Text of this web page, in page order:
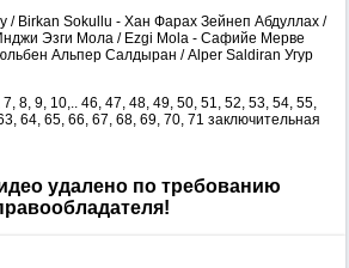
/ Birkan Sokullu - Хан Фарах Зейнеп Абдуллах /
Эзги Мола / Ezgi Mola - Сафийе Мерве
Альпер Салдыран / Alper Saldiran Угур
7, 8, 9, 10,.. 46, 47, 48, 49, 50, 51, 52, 53, 54, 55,
64, 65, 66, 67, 68, 69, 70, 71 заключительная
удалено по требованию